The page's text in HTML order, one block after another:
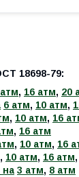
18698-79:
, 16 атм, 20
6 атм, 10 атм,
, 10 атм, 16
, 16 атм
, 10 атм, 16
, 10 атм, 16 атм,
на 3 атм, 8 атм